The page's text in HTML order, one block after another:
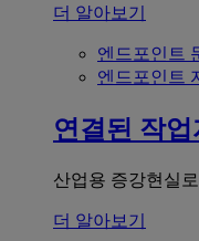
더 알아보기
엔드포인트
엔드포인트
연결된 작업
산업용 증강현실
더 알아보기